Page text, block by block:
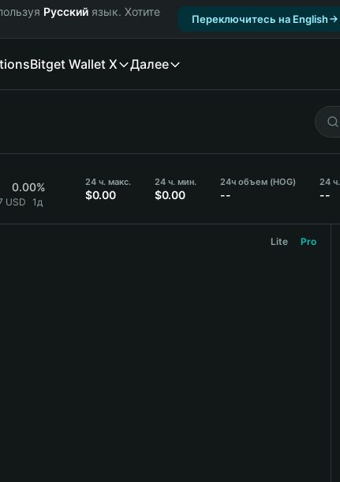
Русский язык. Хотите
Переключитесь на English
Bitget Wallet X Далее
0.00%
USD 1д
24 ч. макс.
$0.00
24 ч. мин.
$0.00
24ч объем (HOG)
--
24
--
Lite Pro